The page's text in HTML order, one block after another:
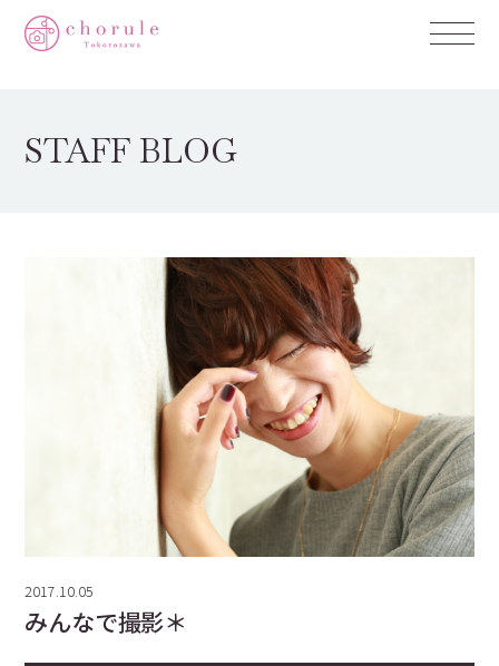
STAFF BLOG
2017.10.05
みんなで撮影＊